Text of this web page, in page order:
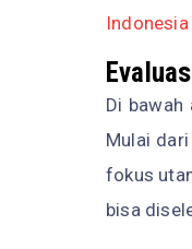
Indonesia
Di bawah
Mulai
fokus
bisa